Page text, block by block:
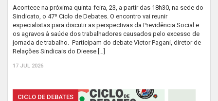
Acontece na próxima quinta-feira, 23, a partir das 18h30, na sede do
Sindicato, o 47º Ciclo de Debates. O encontro vai reunir
especialistas para discutir as perspectivas da Previdência Social e
os agravos à saúde dos trabalhadores causados pelo excesso de
jornada de trabalho. Participam do debate Victor Pagani, diretor de
Relações Sindicais do Dieese […]
17 JUL 2026
CICLO DE DEBATES